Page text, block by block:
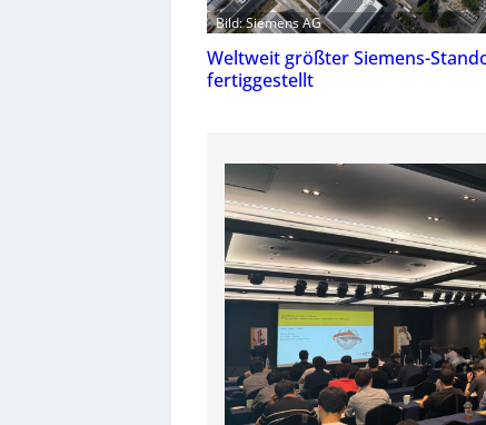
Bild: Siemens AG
Weltweit größter Siemens-
fertiggestellt